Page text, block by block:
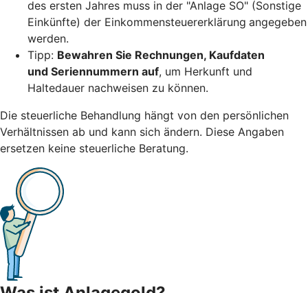
des ersten Jahres muss in der "Anlage SO" (Sonstige
Einkünfte) der Einkommensteuererklärung angegeben
werden.
Tipp: Bewahren Sie Rechnungen, Kaufdaten
und Seriennummern auf, um Herkunft und
Haltedauer nachweisen zu können.
Die steuerliche Behandlung hängt von den persönlichen
Verhältnissen ab und kann sich ändern. Diese Angaben
ersetzen keine steuerliche Beratung.